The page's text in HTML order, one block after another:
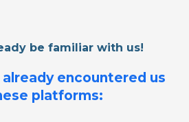
be familiar with us!
already encountered us
platforms: